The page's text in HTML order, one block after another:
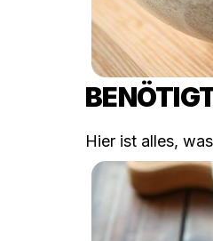
Hier ist alles,